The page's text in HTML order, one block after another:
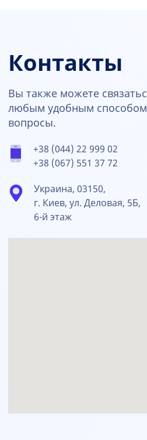
Контакты
Вы также можете
любым удобным
вопросы.
+38 (044) 22 999 02
+38 (067) 551 37 72
Украина, 03150,
г. Киев, ул. Деловая, 5Б,
6-й этаж